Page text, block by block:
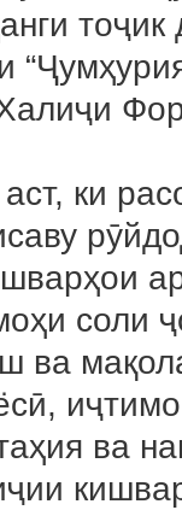
ки
соли
ва
ва